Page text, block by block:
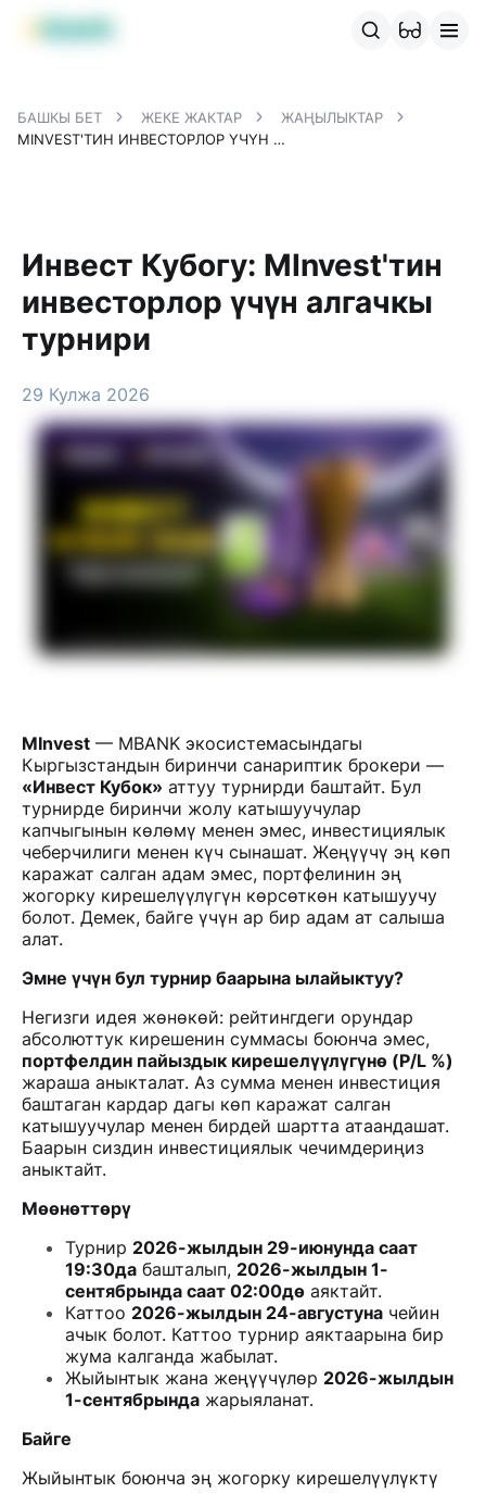
MBANK өнүмдөрү
БАШКЫ БЕТ ЖЕКЕ ЖАКТАР
ЖАҢЫЛЫКТАР
MINVEST'ТИН ИНВЕСТОРЛОР ҮЧҮН АЛГАЧКЫ ТУРНИРИ
Инвест Кубогу: MInvest'тин
инвесторлор үчүн алгачкы
турнири
29 Кулжа 2026
MInvest — MBANK экосистемасындагы
Кыргызстандын биринчи санариптик брокери —
«Инвест Кубок» аттуу турнирди баштайт. Бул
турнирде биринчи жолу катышуучулар
капчыгынын көлөмү менен эмес, инвестициялык
чеберчилиги менен күч сынашат. Жеңүүчү эң көп
каражат салган адам эмес, портфелинин эң
жогорку кирешелүүлүгүн көрсөткөн катышуучу
болот. Демек, байге үчүн ар бир адам ат салыша
алат.
Эмне үчүн бул турнир баарына ылайыктуу?
Негизги идея жөнөкөй: рейтингдеги орундар
абсолюттук кирешенин суммасы боюнча эмес,
портфелдин пайыздык кирешелүүлүгүнө (P/L %)
жараша аныкталат. Аз сумма менен инвестиция
баштаган кардар дагы көп каражат салган
катышуучулар менен бирдей шартта атаандашат.
Баарын сиздин инвестициялык чечимдериңиз
аныктайт.
Мөөнөттөрү
Турнир 2026-жылдын 29-июнунда саат
19:30да башталып, 2026-жылдын 1-
сентябрында саат 02:00дө аяктайт.
Каттоо 2026-жылдын 24-августуна чейин
ачык болот. Каттоо турнир аяктаарына бир
жума калганда жабылат.
Жыйынтык жана жеңүүчүлөр 2026-жылдын
1-сентябрында жарыяланат.
Байге
Жыйынтык боюнча эң жогорку кирешелүүлүктү